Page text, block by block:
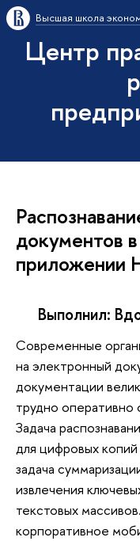
Высшая школа
Центр
документов
приложении
Выполнил:
Современные
на электронный
документации
трудно оперативно
Задача
для цифровых
задача
извлечения
текстовых
корпоративное